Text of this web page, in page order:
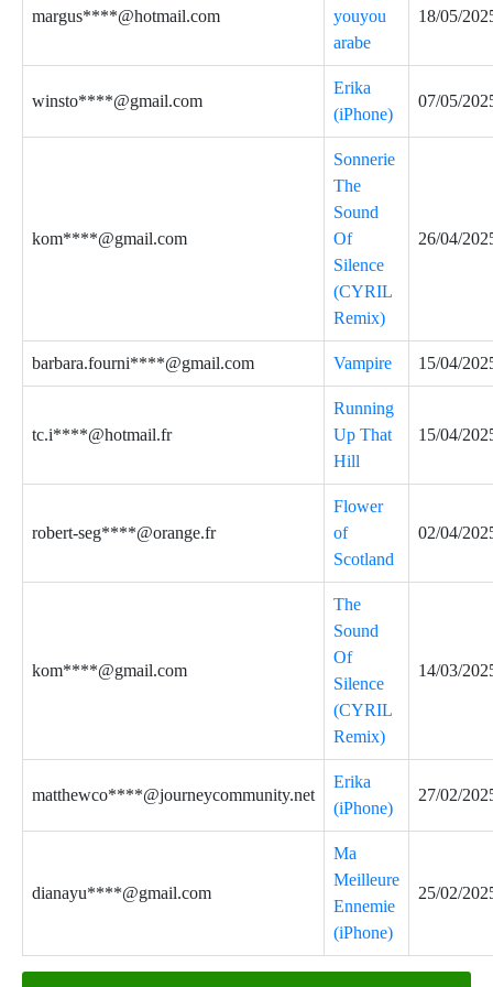
margus****@hotmail.com
youyou
arabe
18/05/
winsto****@gmail.com
Erika
(iPhone)
07/05/
kom****@gmail.com
Sonnerie
The
Sound
Of
Silence
(CYRIL
Remix)
26/04/
barbara.fourni****@gmail.com Vampire 15/04/
tc.i****@hotmail.fr
Running
Up That
Hill
15/04/
robert-seg****@orange.fr
Flower
of
Scotland
02/04/
kom****@gmail.com
The
Sound
Of
Silence
(CYRIL
Remix)
14/03/
matthewco****@journeycommunity.net
Erika
(iPhone)
27/02/
dianayu****@gmail.com
Ma
Meilleure
Ennemie
(iPhone)
25/02/